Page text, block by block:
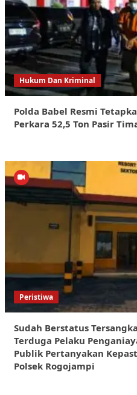
Hukum Dan Kriminal
Polda Babel Resmi
Perkara 52,5 Ton Pasir
Peristiwa
Sudah Berstatus
Terduga Pelaku
Publik Pertanyakan
Polsek Rogojampi